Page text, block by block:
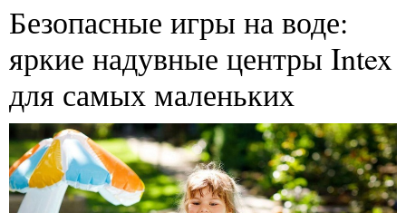
Безопасные игры на воде:
яркие надувные центры Intex
для самых маленьких